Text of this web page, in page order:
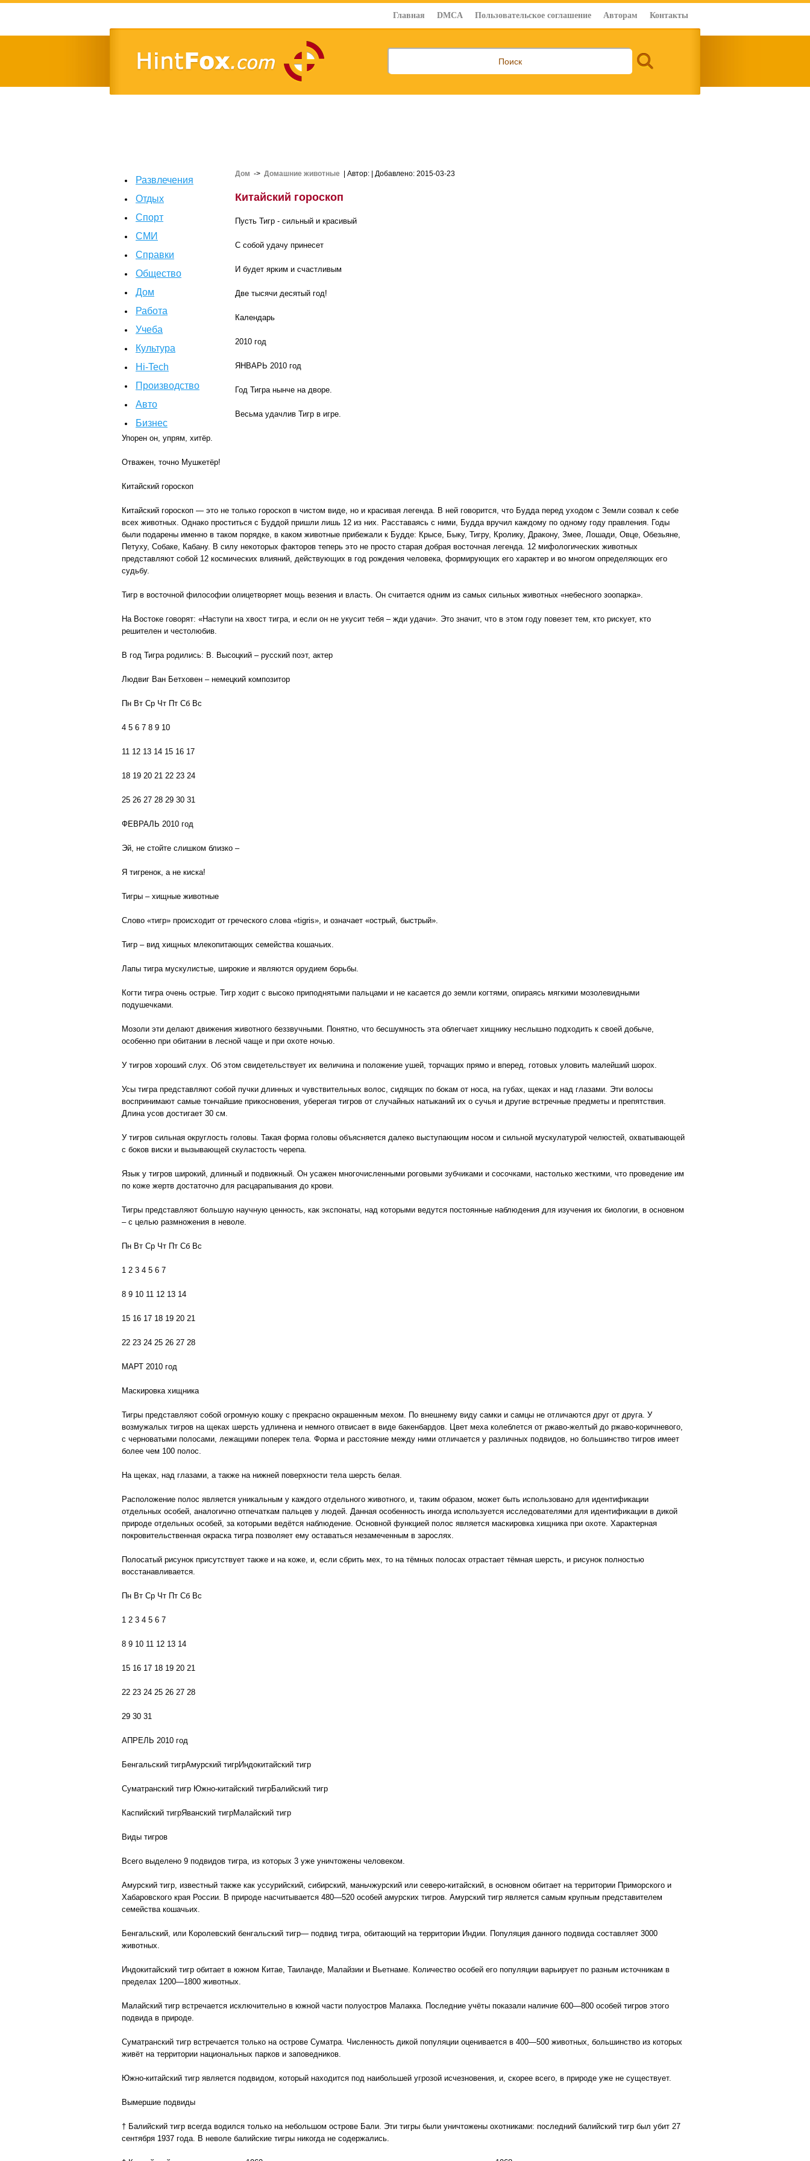
Главная DMCA Пользовательское соглашение Авторам Контакты
Развлечения
Отдых
Спорт
СМИ
Справки
Общество
Дом
Работа
Учеба
Культура
Hi-Tech
Производство
Авто
Бизнес
Дом -> Домашние животные | Автор: | Добавлено: 2015-03-23
Китайский гороскоп
Пусть Тигр - сильный и красивый
С собой удачу принесет
И будет ярким и счастливым
Две тысячи десятый год!
Календарь
2010 год
ЯНВАРЬ 2010 год
Год Тигра нынче на дворе.
Весьма удачлив Тигр в игре.
Упорен он, упрям, хитёр.
Отважен, точно Мушкетёр!
Китайский гороскоп
Китайский гороскоп — это не только гороскоп в чистом виде, но и красивая легенда. В ней говорится, что Будда перед уходом с Земли созвал к себе
всех животных. Однако проститься с Буддой пришли лишь 12 из них. Расставаясь с ними, Будда вручил каждому по одному году правления. Годы
были подарены именно в таком порядке, в каком животные прибежали к Будде: Крысе, Быку, Тигру, Кролику, Дракону, Змее, Лошади, Овце, Обезьяне,
Петуху, Собаке, Кабану. В силу некоторых факторов теперь это не просто старая добрая восточная легенда. 12 мифологических животных
представляют собой 12 космических влияний, действующих в год рождения человека, формирующих его характер и во многом определяющих его
судьбу.
Тигр в восточной философии олицетворяет мощь везения и власть. Он считается одним из самых сильных животных «небесного зоопарка».
На Востоке говорят: «Наступи на хвост тигра, и если он не укусит тебя – жди удачи». Это значит, что в этом году повезет тем, кто рискует, кто
решителен и честолюбив.
В год Тигра родились: В. Высоцкий – русский поэт, актер
Людвиг Ван Бетховен – немецкий композитор
Пн Вт Ср Чт Пт Сб Вс
4 5 6 7 8 9 10
11 12 13 14 15 16 17
18 19 20 21 22 23 24
25 26 27 28 29 30 31
ФЕВРАЛЬ 2010 год
Эй, не стойте слишком близко –
Я тигренок, а не киска!
Тигры – хищные животные
Слово «тигр» происходит от греческого слова «tigris», и означает «острый, быстрый».
Тигр – вид хищных млекопитающих семейства кошачьих.
Лапы тигра мускулистые, широкие и являются орудием борьбы.
Когти тигра очень острые. Тигр ходит с высоко приподнятыми пальцами и не касается до земли когтями, опираясь мягкими мозолевидными
подушечками.
Мозоли эти делают движения животного беззвучными. Понятно, что бесшумность эта облегчает хищнику неслышно подходить к своей добыче,
особенно при обитании в лесной чаще и при охоте ночью.
У тигров хороший слух. Об этом свидетельствует их величина и положение ушей, торчащих прямо и вперед, готовых уловить малейший шорох.
Усы тигра представляют собой пучки длинных и чувствительных волос, сидящих по бокам от носа, на губах, щеках и над глазами. Эти волосы
воспринимают самые тончайшие прикосновения, уберегая тигров от случайных натыканий их о сучья и другие встречные предметы и препятствия.
Длина усов достигает 30 см.
У тигров сильная округлость головы. Такая форма головы объясняется далеко выступающим носом и сильной мускулатурой челюстей, охватывающей
с боков виски и вызывающей скуластость черепа.
Язык у тигров широкий, длинный и подвижный. Он усажен многочисленными роговыми зубчиками и сосочками, настолько жесткими, что проведение им
по коже жертв достаточно для расцарапывания до крови.
Тигры представляют большую научную ценность, как экспонаты, над которыми ведутся постоянные наблюдения для изучения их биологии, в основном
– с целью размножения в неволе.
Пн Вт Ср Чт Пт Сб Вс
1 2 3 4 5 6 7
8 9 10 11 12 13 14
15 16 17 18 19 20 21
22 23 24 25 26 27 28
МАРТ 2010 год
Маскировка хищника
Тигры представляют собой огромную кошку с прекрасно окрашенным мехом. По внешнему виду самки и самцы не отличаются друг от друга. У
возмужалых тигров на щеках шерсть удлинена и немного отвисает в виде бакенбардов. Цвет меха колеблется от ржаво-желтый до ржаво-коричневого,
с черноватыми полосами, лежащими поперек тела. Форма и расстояние между ними отличается у различных подвидов, но большинство тигров имеет
более чем 100 полос.
На щеках, над глазами, а также на нижней поверхности тела шерсть белая.
Расположение полос является уникальным у каждого отдельного животного, и, таким образом, может быть использовано для идентификации
отдельных особей, аналогично отпечаткам пальцев у людей. Данная особенность иногда используется исследователями для идентификации в дикой
природе отдельных особей, за которыми ведётся наблюдение. Основной функцией полос является маскировка хищника при охоте. Характерная
покровительственная окраска тигра позволяет ему оставаться незамеченным в зарослях.
Полосатый рисунок присутствует также и на коже, и, если сбрить мех, то на тёмных полосах отрастает тёмная шерсть, и рисунок полностью
восстанавливается.
Пн Вт Ср Чт Пт Сб Вс
1 2 3 4 5 6 7
8 9 10 11 12 13 14
15 16 17 18 19 20 21
22 23 24 25 26 27 28
29 30 31
АПРЕЛЬ 2010 год
Бенгальский тигрАмурский тигрИндокитайский тигр
Суматранский тигр Южно-китайский тигрБалийский тигр
Каспийский тигрЯванский тигрМалайский тигр
Виды тигров
Всего выделено 9 подвидов тигра, из которых 3 уже уничтожены человеком.
Амурский тигр, известный также как уссурийский, сибирский, маньчжурский или северо-китайский, в основном обитает на территории Приморского и
Хабаровского края России. В природе насчитывается 480—520 особей амурских тигров. Амурский тигр является самым крупным представителем
семейства кошачьих.
Бенгальский, или Королевский бенгальский тигр— подвид тигра, обитающий на территории Индии. Популяция данного подвида составляет 3000
животных.
Индокитайский тигр обитает в южном Китае, Таиланде, Малайзии и Вьетнаме. Количество особей его популяции варьирует по разным источникам в
пределах 1200—1800 животных.
Малайский тигр встречается исключительно в южной части полуостров Малакка. Последние учёты показали наличие 600—800 особей тигров этого
подвида в природе.
Суматранский тигр встречается только на острове Суматра. Численность дикой популяции оценивается в 400—500 животных, большинство из которых
живёт на территории национальных парков и заповедников.
Южно-китайский тигр является подвидом, который находится под наибольшей угрозой исчезновения, и, скорее всего, в природе уже не существует.
Вымершие подвиды
† Балийский тигр всегда водился только на небольшом острове Бали. Эти тигры были уничтожены охотниками: последний балийский тигр был убит 27
сентября 1937 года. В неволе балийские тигры никогда не содержались.